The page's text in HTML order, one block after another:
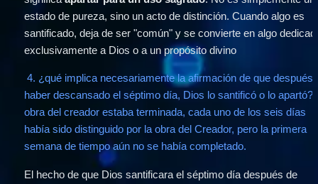
estado de pureza, sino un acto de distinción. Cuando algo es
santificado, deja de ser "común" y se convierte en algo
exclusivamente a Dios o a un propósito divino
4. ¿qué implica necesariamente la afirmación de que después de
haber descansado el séptimo día, Dios lo santificó o lo apartó?
obra del creador estaba terminada, cada uno de los seis días
había sido distinguido por la obra del Creador, pero la primera
semana de tiempo aún no se había completado.
El hecho de que Dios santificara el séptimo día después de